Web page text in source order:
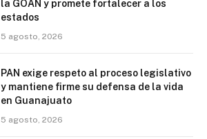
la GOAN y promete fortalecer a los
estados
5 agosto, 2026
PAN exige respeto al proceso legislativo
y mantiene firme su defensa de la vida
en Guanajuato
5 agosto, 2026